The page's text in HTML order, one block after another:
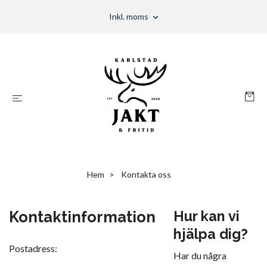
Inkl. moms
Hem Kontakta oss
Kontaktinformation
Postadress:
Hur kan vi
hjälpa dig?
Har du några